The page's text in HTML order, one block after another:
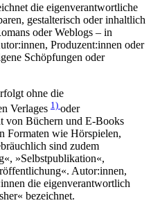
die eigenverantwortliche
gestalterisch oder inhaltlich
oder Weblogs – in
Produzent:innen oder
Schöpfungen oder
ohne die
Verlages 1) oder
von Büchern und E-Books
Formaten wie Hörspielen,
sind zudem
»Selbstpublikation«,
Autor:innen,
die eigenverantwortlich
bezeichnet.